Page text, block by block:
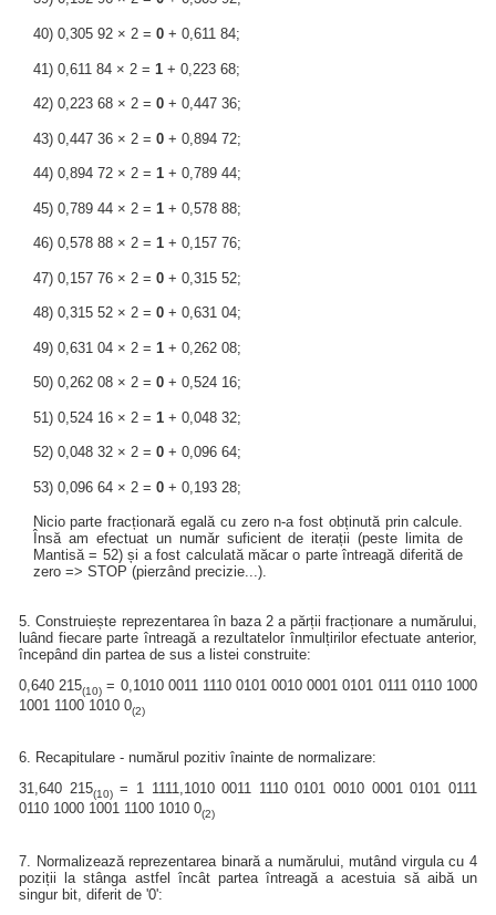
40) 0,305 92 × 2 = 0+ 0,611 84;
41) 0,611 84 × 2 = 1+ 0,223 68;
42) 0,223 68 × 2 = 0+ 0,447 36;
43) 0,447 36 × 2 = 0+ 0,894 72;
44) 0,894 72 × 2 = 1+ 0,789 44;
45) 0,789 44 × 2 = 1+ 0,578 88;
46) 0,578 88 × 2 = 1+ 0,157 76;
47) 0,157 76 × 2 = 0+ 0,315 52;
48) 0,315 52 × 2 = 0+ 0,631 04;
49) 0,631 04 × 2 = 1+ 0,262 08;
50) 0,262 08 × 2 = 0+ 0,524 16;
51) 0,524 16 × 2 = 1+ 0,048 32;
52) 0,048 32 × 2 = 0+ 0,096 64;
53) 0,096 64 × 2 = 0+ 0,193 28;
Nicio parte fracționară egală cu zero n-a fost obținută prin calcule.
Însă am efectuat un număr suficient de iterații (peste limita de
Mantisă = 52) și a fost calculată măcar o parte întreagă diferită de
zero => STOP (pierzând precizie...).
5. Construiește reprezentarea în baza 2 a părții fracționare a numărului,
luând fiecare parte întreagă a rezultatelor înmulțirilor efectuate anterior,
începând din partea de sus a listei construite:
0,640 215(10) = 0,1010 0011 1110 0101 0010 0001 0101 0111 0110 1000
1001 1100 1010 0(2)
6. Recapitulare - numărul pozitiv înainte de normalizare:
31,640 215(10)= 1 1111,1010 0011 1110 0101 0010 0001 0101 0111
0110 1000 1001 1100 1010 0(2)
7. Normalizează reprezentarea binară a numărului, mutând virgula cu 4
poziții la stânga astfel încât partea întreagă a acestuia să aibă un
singur bit, diferit de '0':